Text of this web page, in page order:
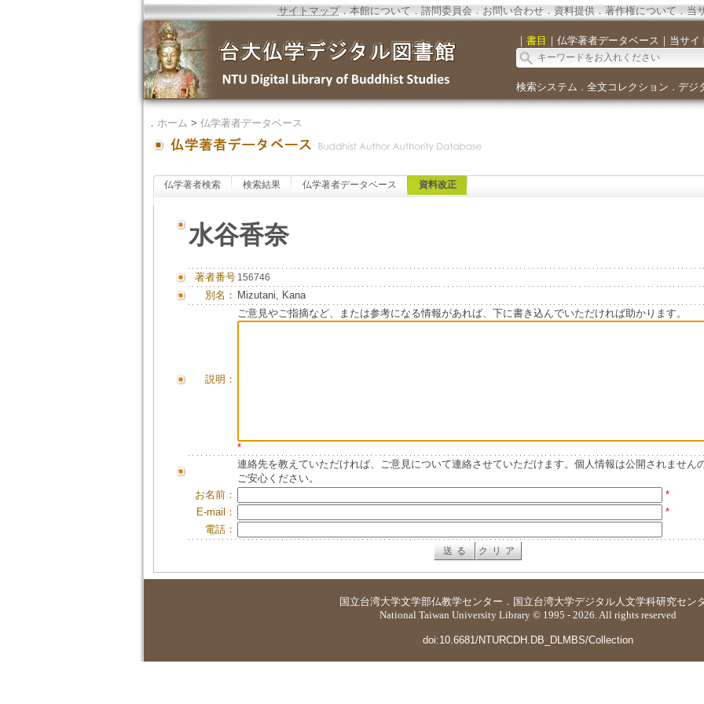
サイトマップ．本館について．諮問委員会． お問い合わせ． 資料提供．著作権について．当
｜ 書目 ｜ 仏学著者データベース ｜ 当サイ
検索システム ． 全文コレクション ． デジ
． ホーム > 仏学著者データベース
仏学著者検索 検索結果 仏学著者データベース 資料改正
水谷香奈
著者番号 156746
別名： Mizutani, Kana
説明：
ご意見やご指摘など、または参考になる情報があれば、下に書き込んでいただければ助かります。
*
連絡先を教えていただければ、ご意見について連絡させていただけます。個人情報は公開されません
ご安心ください。
お名前：
*
E-mail：
*
電話：
国立台湾大学文学部仏教学センター ． 国立台湾大学デジタル人文学科研究セン
National Taiwan University Library © 1995 - 2026. All rights reserved
doi:10.6681/NTURCDH.DB_DLMBS/Collection